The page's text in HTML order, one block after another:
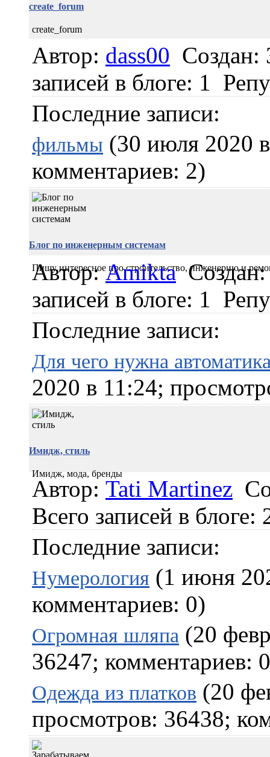
create_forum
create_forum
Автор: dass00 Создан:
записей в блоге: 1
Последние записи:
фильмы (30 июля 2020
комментариев: 2)
Блог по инженерным системам
Пишу интересное про строительство, инженерию и
Автор:Amikta
записей в блоге: 1
Последние записи:
Для чего нужна
2020 в 11:24;
Имидж, стиль
Имидж, мода, бренды
Автор: Tati Martinez
Всего записей в блоге:
Последние записи:
Нумерология (1 июня
комментариев: 0)
Огромная шляпа (20
36247; комментариев:
Одежда из платков (20
просмотров: 36438;